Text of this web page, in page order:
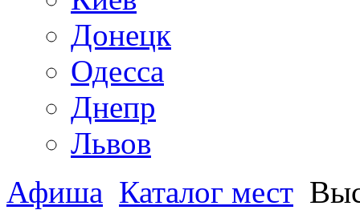
Донецк
Одесса
Днепр
Львов
Афиша Каталог мест